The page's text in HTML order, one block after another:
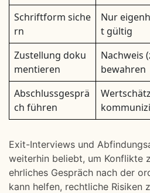
Schriftform siche
rn
Nur
t gültig
Zustellung doku
mentieren
Nachweis
bewahren
Abschlussgesprä
ch führen
Exit-Interviews und
weiterhin beliebt, um Konflikte
ehrliches Gespräch nach der
kann helfen, rechtliche Risiken